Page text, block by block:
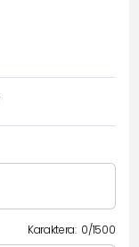
Karaktera: 0/1500